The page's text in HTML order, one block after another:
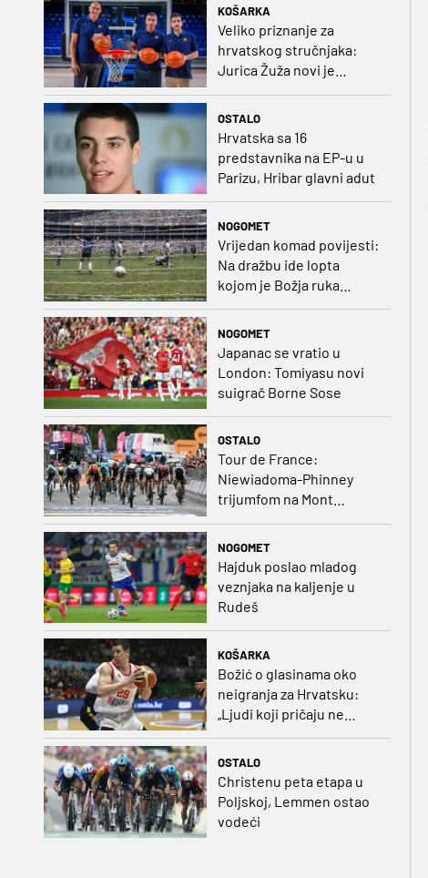
KOŠARKA
Veliko priznanje za
hrvatskog stručnjaka:
Jurica Žuža novi je
OSTALO
Hrvatska sa 16
predstavnika na EP-u u
Parizu, Hribar glavni adut
NOGOMET
Vrijedan komad povijesti:
Na dražbu ide lopta
kojom je Božja ruka
postigla gol
NOGOMET
Japanac se vratio u
London: Tomiyasu novi
suigrač Borne Sose
OSTALO
Tour de France:
Niewiadoma-Phinney
trijumfom na Mont
NOGOMET
Hajduk poslao mladog
veznjaka na kaljenje u
Rudeš
KOŠARKA
Božić o glasinama oko
neigranja za Hrvatsku:
„Ljudi koji pričaju ne
dušebrižnika“
OSTALO
Christenu peta etapa u
Poljskoj, Lemmen ostao
vodeći